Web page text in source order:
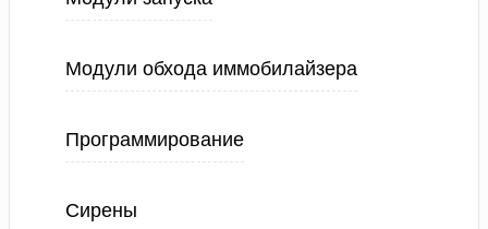
Модули обхода иммобилайзера
Программирование
Сирены